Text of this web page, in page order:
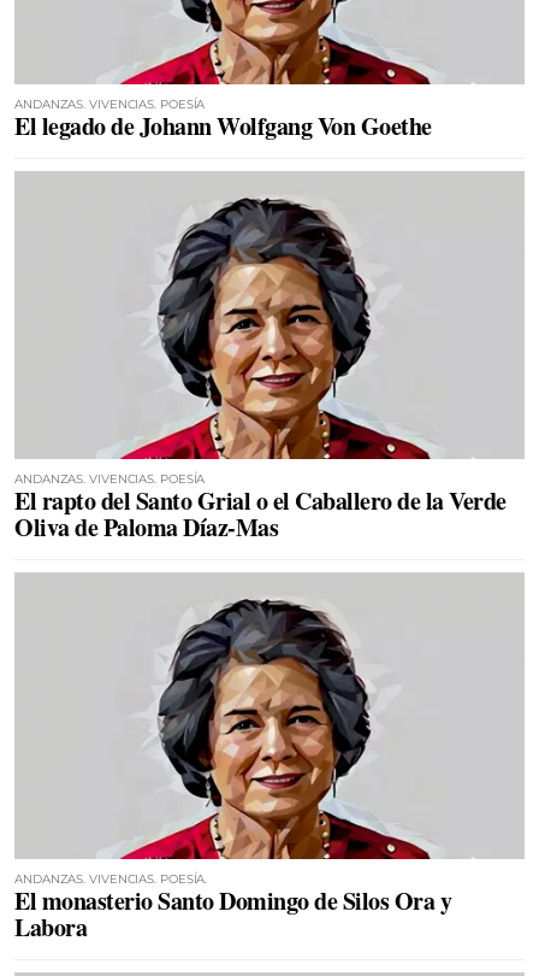
ANDANZAS. VIVENCIAS. POESÍA
El legado de Johann Wolfgang Von Goethe
ANDANZAS. VIVENCIAS. POESÍA
El rapto del Santo Grial o el Caballero de la Verde
Oliva de Paloma Díaz-Mas
ANDANZAS. VIVENCIAS. POESÍA.
El monasterio Santo Domingo de Silos Ora y
Labora